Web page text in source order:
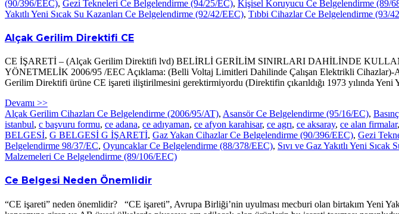
(90/396/EEC), Gezi Tekneleri Ce Belgelendirme (94/25/EC), Kişisel Koruyucu Ce Belgelendirme (89/
Yakıtlı Yeni Sıcak Su Kazanları Ce Belgelendirme (92/42/EEC), Tıbbi Cihazlar Ce Belgelendirme (93/
Alçak Gerilim Direktifi CE
CE İŞARETİ – (Alçak Gerilim Direktifi lvd) BELİRLİ GERİLİM SINIRLARI DAHİLİNDE
YÖNETMELİK 2006/95 /EEC Açıklama: (Belli Voltaj Limitleri Dahilinde Çalışan Elektrikli
Gerilim Direktifi ürüne CE işareti iliştirilmesini gerektirmiyordu (Direktifin çıkarıldığı 1973 yılında
Devamı >>
Alçak Gerilim Cihazları Ce Belgelendirme (2006/95/AT), Asansör Ce Belgelendirme (95/16/EC),
istanbul, c başvuru formu, ce adana, ce adıyaman, ce afyon karahisar, ce agrı, ce aksaray, ce alan firmalar,
BELGESİ, G BELGESİ G İŞARETİ, Gaz Yakan Cihazlar Ce Belgelendirme (90/396/EEC), Gezi
Belgelendirme 98/37/EC, Oyuncaklar Ce Belgelendirme (88/378/EEC), Sıvı ve Gaz Yakıtlı Yeni
Malzemeleri Ce Belgelendirme (89/106/EEC)
Ce Belgesi Neden Önemlidir
“CE işareti” neden önemlidir? “CE işareti”, Avrupa Birliği’nin uyulması mecburi olan birtakım Yeni